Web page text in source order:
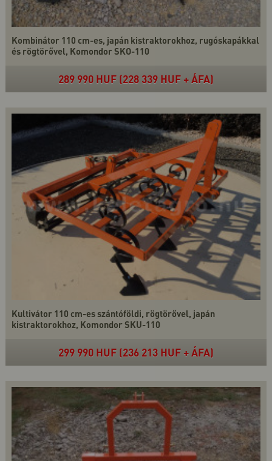
Kombinátor 110 cm-es, japán kistraktorokhoz, rugóskapákkal
és rögtörővel, Komondor SKO-110
289 990 HUF (228 339 HUF + ÁFA)
Kultivátor 110 cm-es szántóföldi, rögtörővel, japán
kistraktorokhoz, Komondor SKU-110
299 990 HUF (236 213 HUF + ÁFA)